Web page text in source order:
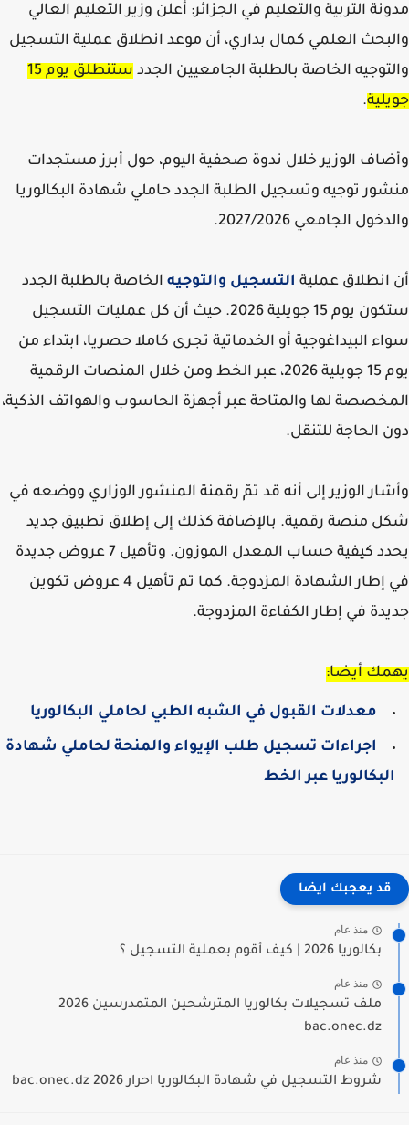
التربية والتعليم في الجزائر: أعلن وزير التعليم العالي
العلمي كمال بداري، أن موعد انطلاق عملية التسجيل
الخاصة بالطلبة الجامعيين الجدد
ستنطلق يوم 15
.
الوزير خلال ندوة صحفية اليوم، حول أبرز مستجدات
توجيه وتسجيل الطلبة الجدد حاملي شهادة البكالوريا
الجامعي 2027/2026.
انطلاق عمليةالتسجيل والتوجيهالخاصة بالطلبة الجدد
ستكون يوم 15 جويلية 2026. حيث أن كل عمليات التسجيل
البيداغوجية أو الخدماتية تجرى كاملا حصريا، ابتداء من
يوم 15 جويلية 2026، عبر الخط ومن خلال المنصات الرقمية
لها والمتاحة عبر أجهزة الحاسوب والهواتف الذكية،
الحاجة للتنقل.
الوزير إلى أنه قد تمّ رقمنة المنشور الوزاري ووضعه في
منصة رقمية. بالإضافة كذلك إلى إطلاق تطبيق جديد
يحدد كيفية حساب المعدل الموزون. وتأهيل 7 عروض جديدة
في إطار الشهادة المزدوجة. كما تم تأهيل 4 عروض تكوين
في إطار الكفاءة المزدوجة.
أيضا:
معدلات القبول في الشبه الطبي لحاملي البكالوريا
اجراءات تسجيل طلب الإيواء والمنحة لحاملي شهادة
عبر الخط
قد يعجبك ايضا
منذ عام
بكالوريا 2026 | كيف أقوم بعملية التسجيل ؟
منذ عام
ملف تسجيلات بكالوريا المترشحين المتمدرسين 2026
bac.onec.dz
منذ عام
شروط التسجيل في شهادة البكالوريا احرار 2026 bac.onec.dz